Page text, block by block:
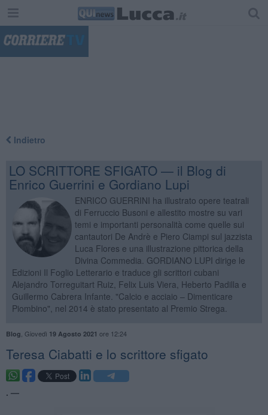
Indietro
LO SCRITTORE SFIGATO — il Blog di
Enrico Guerrini e Gordiano Lupi
ENRICO GUERRINI ha illustrato opere teatrali
di Ferruccio Busoni e allestito mostre su vari
temi e importanti personalità come quelle sui
cantautori De Andrè e Piero Ciampi sul jazzista
Luca Flores e una illustrazione pittorica della
Divina Commedia. GORDIANO LUPI dirige le
Edizioni Il Foglio Letterario e traduce gli scrittori cubani
Alejandro Torreguitart Ruiz, Felix Luis Viera, Heberto Padilla e
Guillermo Cabrera Infante. "Calcio e acciaio – Dimenticare
Piombino", nel 2014 è stato presentato al Premio Strega.
Blog Giovedì 19 Agosto 2021 ore 12:24
Teresa Ciabatti e lo scrittore sfigato
. —